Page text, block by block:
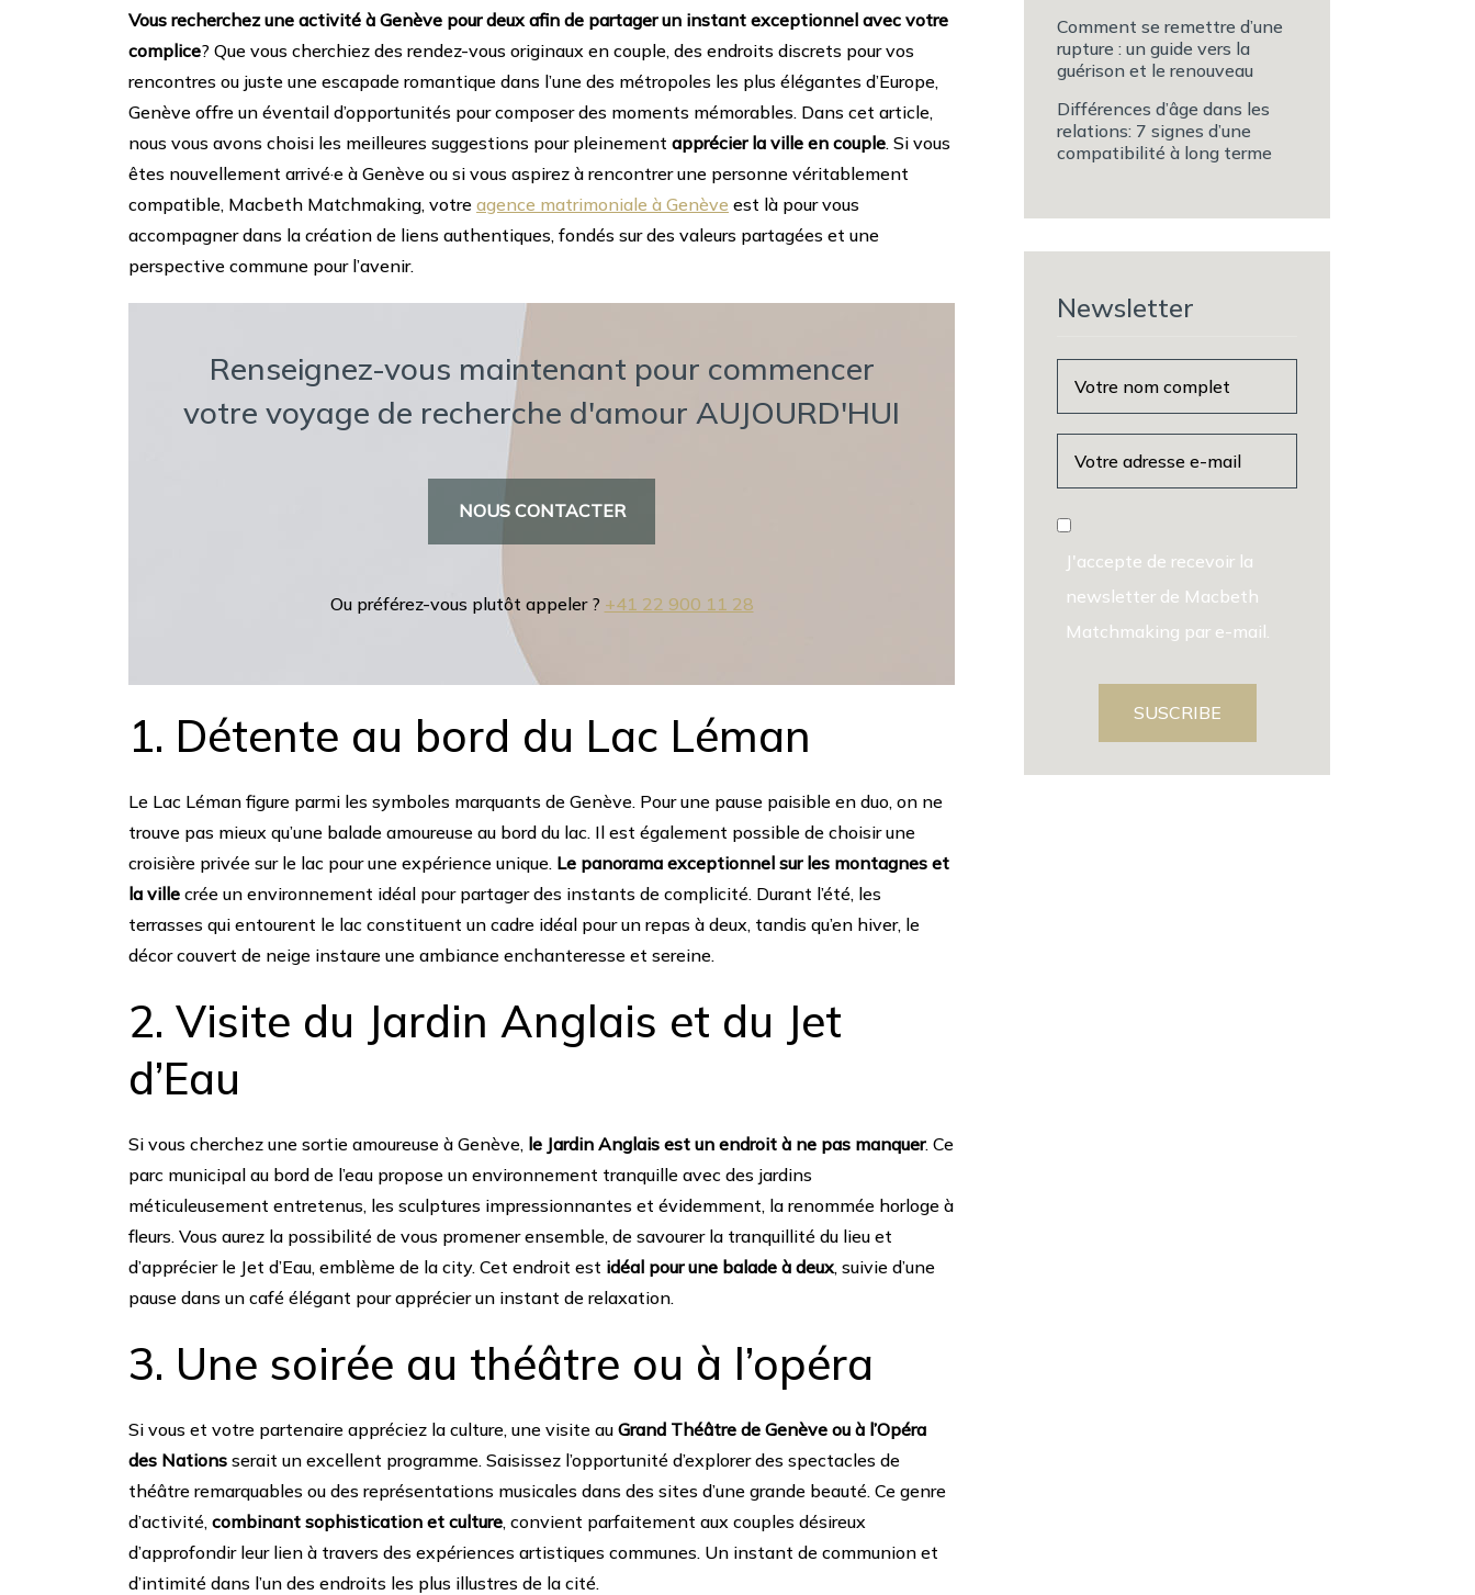
Vous recherchez une activité à Genève pour deux afin de partager un instant exceptionnel avec votre
complice? Que vous cherchiez des rendez-vous originaux en couple, des endroits discrets pour vos
rencontres ou juste une escapade romantique dans l’une des métropoles les plus élégantes d’Europe,
Genève offre un éventail d’opportunités pour composer des moments mémorables. Dans cet article,
nous vous avons choisi les meilleures suggestions pour pleinement apprécier la ville en couple. Si vous
êtes nouvellement arrivé·e à Genève ou si vous aspirez à rencontrer une personne véritablement
compatible, Macbeth Matchmaking, votre agence matrimoniale à Genève est là pour vous
accompagner dans la création de liens authentiques, fondés sur des valeurs partagées et une
perspective commune pour l’avenir.
Renseignez-vous maintenant pour commencer
votre voyage de recherche d'amour AUJOURD'HUI
NOUS CONTACTER
Ou préférez-vous plutôt appeler ? +41 22 900 11 28
1. Détente au bord du Lac Léman
Le Lac Léman figure parmi les symboles marquants de Genève. Pour une pause paisible en duo, on ne
trouve pas mieux qu’une balade amoureuse au bord du lac. Il est également possible de choisir une
croisière privée sur le lac pour une expérience unique. Le panorama exceptionnel sur les montagnes et
la ville crée un environnement idéal pour partager des instants de complicité. Durant l’été, les
terrasses qui entourent le lac constituent un cadre idéal pour un repas à deux, tandis qu’en hiver, le
décor couvert de neige instaure une ambiance enchanteresse et sereine.
2. Visite du Jardin Anglais et du Jet
d’Eau
Si vous cherchez une sortie amoureuse à Genève, le Jardin Anglais est un endroit à ne pas manquer. Ce
parc municipal au bord de l’eau propose un environnement tranquille avec des jardins
méticuleusement entretenus, les sculptures impressionnantes et évidemment, la renommée horloge à
fleurs. Vous aurez la possibilité de vous promener ensemble, de savourer la tranquillité du lieu et
d’apprécier le Jet d’Eau, emblème de la city. Cet endroit est idéal pour une balade à deux, suivie d’une
pause dans un café élégant pour apprécier un instant de relaxation.
3. Une soirée au théâtre ou à l’opéra
Si vous et votre partenaire appréciez la culture, une visite au Grand Théâtre de Genève ou à l’Opéra
des Nations serait un excellent programme. Saisissez l’opportunité d’explorer des spectacles de
théâtre remarquables ou des représentations musicales dans des sites d’une grande beauté. Ce genre
d’activité, combinant sophistication et culture, convient parfaitement aux couples désireux
d’approfondir leur lien à travers des expériences artistiques communes. Un instant de communion et
d’intimité dans l’un des endroits les plus illustres de la cité.
Comment se remettre d’une
rupture : un guide vers la
guérison et le renouveau
Différences d’âge dans les
relations: 7 signes d’une
compatibilité à long terme
Newsletter
J'accepte de recevoir la
newsletter de Macbeth
Matchmaking par e-mail.
SUSCRIBE